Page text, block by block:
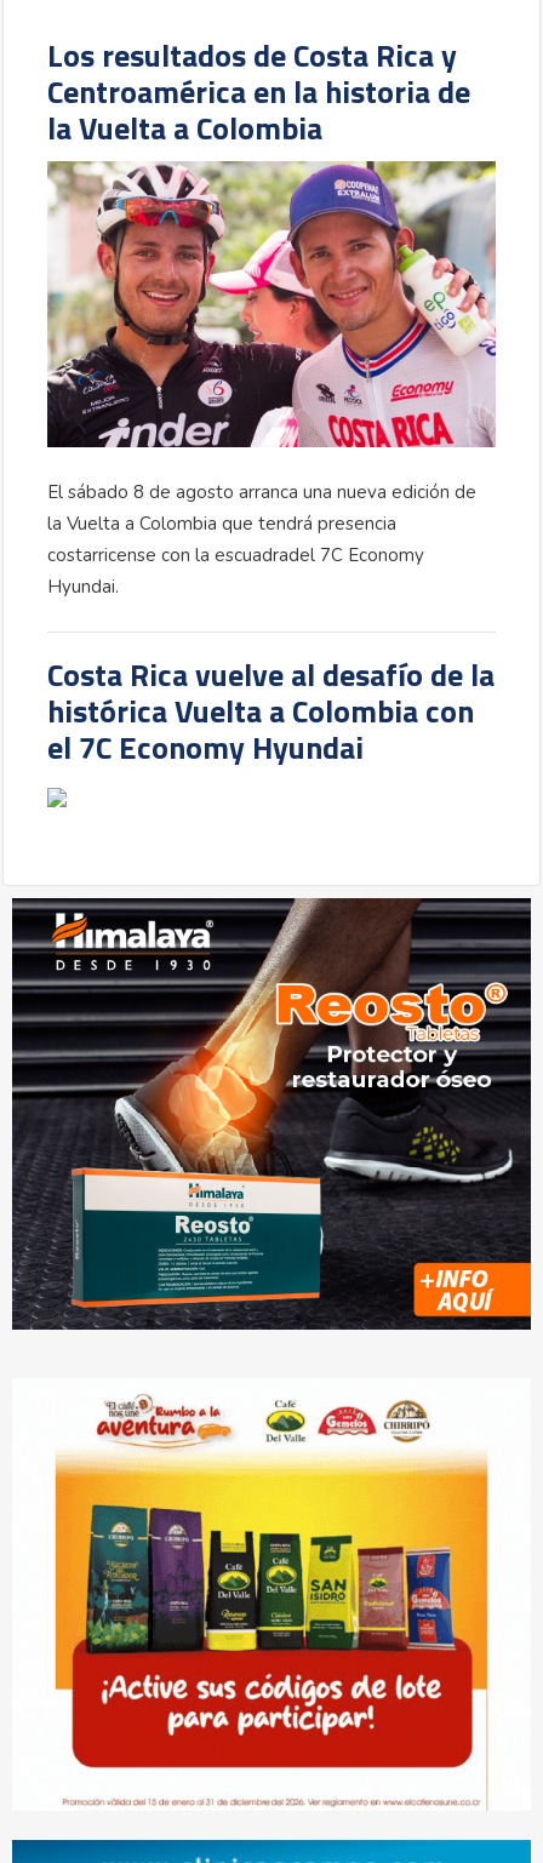
Los resultados de Costa Rica y
Centroamérica en la historia de
la Vuelta a Colombia
El sábado 8 de agosto arranca una nueva edición de
la Vuelta a Colombia que tendrá presencia
costarricense con la escuadradel 7C Economy
Hyundai.
Costa Rica vuelve al desafío de la
histórica Vuelta a Colombia con
el 7C Economy Hyundai